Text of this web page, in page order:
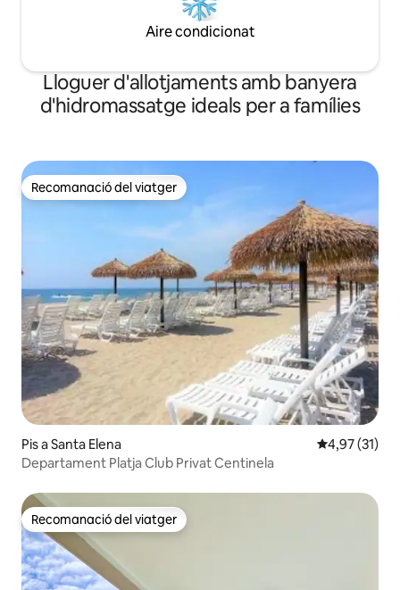
Aire condicionat
Lloguer d'allotjaments amb banyera
d'hidromassatge ideals per a famílies
Recomanació del viatger
Recomanació del viatger
Pis a Santa Elena 4,97 de
4,97 (31)
Departament Platja Club Privat Centinela
Recomanació del viatger
Recomanació del viatger